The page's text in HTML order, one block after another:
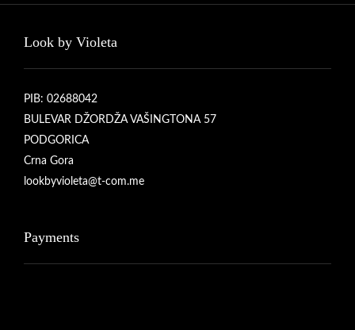
Look by Violeta
PIB: 02688042
BULEVAR DŽORDŽA VAŠINGTONA 57
PODGORICA
Crna Gora
lookbyvioleta@t-com.me
Payments